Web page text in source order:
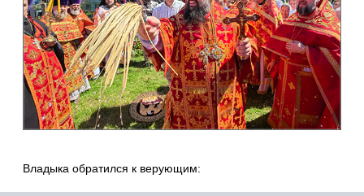
Владыка обратился к верующим: